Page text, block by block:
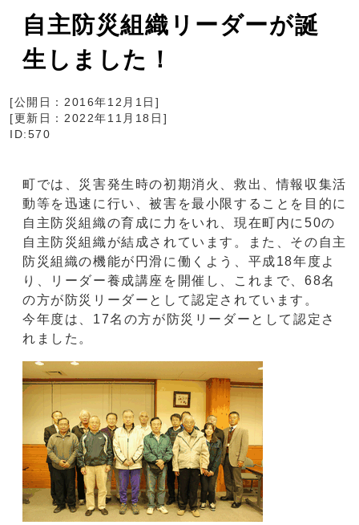
自主防災組織リーダーが誕
生しました！
[公開日： 2016年12月1日 ]
[更新日： 2022年11月18日 ]
ID:570
町では、災害発生時の初期消火、救出、情報収集活
動等を迅速に行い、被害を最小限することを目的に
自主防災組織の育成に力をいれ、現在町内に50の
自主防災組織が結成されています。また、その自主
防災組織の機能が円滑に働くよう、平成18年度よ
り、リーダー養成講座を開催し、これまで、68名
の方が防災リーダーとして認定されています。
今年度は、17名の方が防災リーダーとして認定さ
れました。